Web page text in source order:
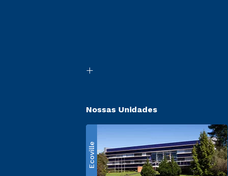
Nossas Unidades
Ecoville